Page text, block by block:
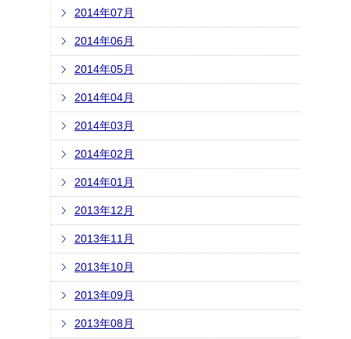
2014年07月
2014年06月
2014年05月
2014年04月
2014年03月
2014年02月
2014年01月
2013年12月
2013年11月
2013年10月
2013年09月
2013年08月